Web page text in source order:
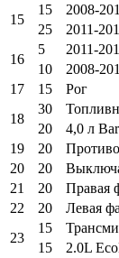
15
15
2008-
25
2011-
16
5
2011-
10
2008-
17
15
Рог
18
30
20
4,0 л
19
20
20
20
21
20
Правая
22
20
Левая
23
15
15
2.0L